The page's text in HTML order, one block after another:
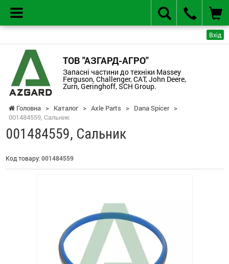
Вхід
ТОВ "АЗГАРД-АГРО"
Запасні частини до техніки Massey
Ferguson, Challenger, CAT, John Deere,
Zurn, Geringhoff, SCH Group.
Головна > Каталог > Axle Parts > Dana Spicer >
001484559, Сальник
001484559, Сальник
Код товару: 001484559